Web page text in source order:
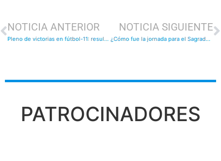
NOTICIA ANTERIOR
Pleno de victorias en fútbol-11: resultados del fin de semana
NOTICIA SIGUIENTE
¿Cómo fue la jornada para el Sagrado?: resultados
PATROCINADORES